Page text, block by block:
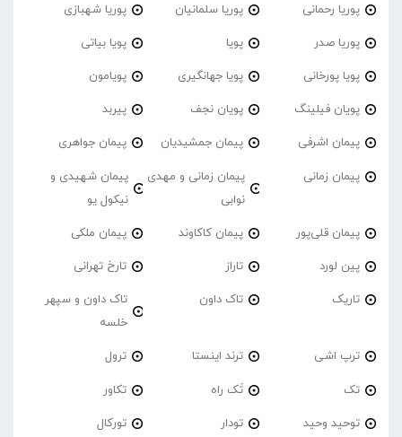
پوریا رحمانی پوریا سلمانیان پوریا شهبازی
پوریا صدر پویا پویا بیاتی
پویا پورخانی پویا جهانگیری پویامون
پویان فیلینگ پویان نجف پیربد
پیمان اشرفی پیمان جمشیدیان پیمان جواهری
پیمان زمانی
پیمان زمانی و مهدی
نوابی
پیمان شهیدی و
نیکول یو
پیمان قلی‌پور پیمان کاکاوند پیمان ملکی
پین لورد تاراز تارخ تهرانی
تاریک تاک داون
تاک داون و سپهر
خلسه
ترپ اشی ترند اینستا ترول
تک تَک راه تکاور
توحید وحید تودار تورکال